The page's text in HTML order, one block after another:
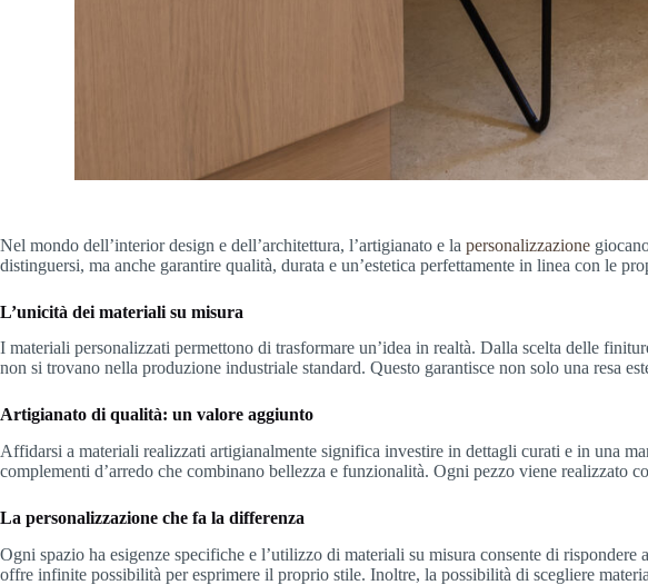
Nel mondo dell’interior design e dell’architettura, l’artigianato e la personalizzazione
distinguersi, ma anche garantire qualità, durata e un’estetica perfettamente in linea con le
L’unicità dei materiali su misura
I materiali personalizzati permettono di trasformare un’idea in realtà. Dalla scelta delle
non si trovano nella produzione industriale standard. Questo garantisce non solo una resa
Artigianato di qualità: un valore aggiunto
Affidarsi a materiali realizzati artigianalmente significa investire in dettagli curati e in una
complementi d’arredo che combinano bellezza e funzionalità. Ogni pezzo viene realizzato
La personalizzazione che fa la differenza
Ogni spazio ha esigenze specifiche e l’utilizzo di materiali su misura consente di
offre infinite possibilità per esprimere il proprio stile. Inoltre, la possibilità di scegliere